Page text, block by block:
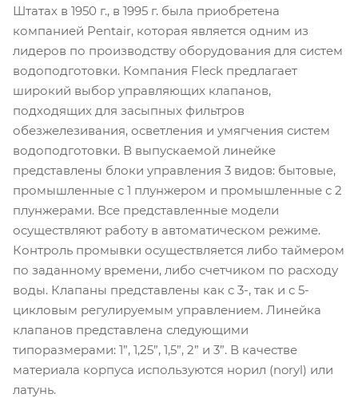
Штатах в 1950 г., в 1995 г. была приобретена
компанией Pentair, которая является одним из
лидеров по производству оборудования для систем
водоподготовки. Компания Fleck предлагает
широкий выбор управляющих клапанов,
подходящих для засыпных фильтров
обезжелезивания, осветления и умягчения систем
водоподготовки. В выпускаемой линейке
представлены блоки управления 3 видов: бытовые,
промышленные с 1 плунжером и промышленные с 2
плунжерами. Все представленные модели
осуществляют работу в автоматическом режиме.
Контроль промывки осуществляется либо таймером
по заданному времени, либо счетчиком по расходу
воды. Клапаны представлены как с 3-, так и с 5-
цикловым регулируемым управлением. Линейка
клапанов представлена следующими
типоразмерами: 1”, 1,25”, 1,5”, 2” и 3”. В качестве
материала корпуса используются норил (noryl) или
латунь.